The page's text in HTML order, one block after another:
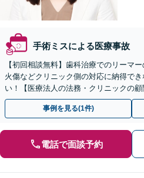
手術ミスによる医療事故
【初回相談無料】歯科治療でのリーマ
火傷などクリニック側の対応に納得で
い！【医療法人の法務・クリニックの
ドバイスで、納得のできるトラブルの
事例を見る(1件)
電話で面談予約